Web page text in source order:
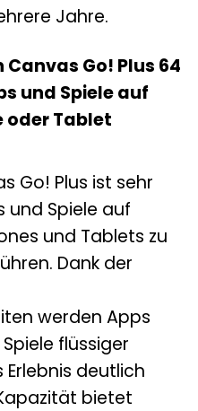
Jahre.
Go! Plus 64
und Spiele auf
oder Tablet
Go! Plus ist sehr
und Spiele auf
und Tablets zu
Dank der
werden Apps
flüssiger
deutlich
bietet